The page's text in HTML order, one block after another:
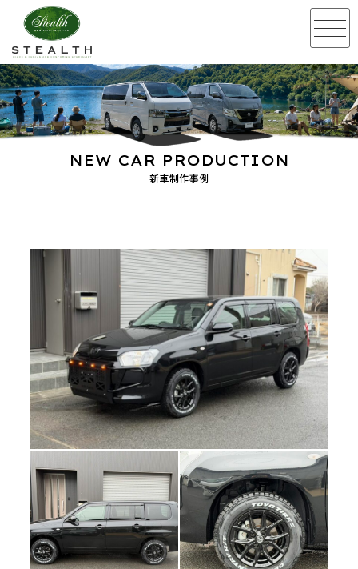
新車制作事例
NEW CAR PRODUCTION